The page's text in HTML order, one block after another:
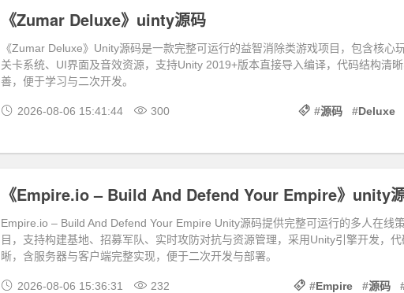
《Zumar Deluxe》uinty源码
《Zumar Deluxe》Unity源码是一款完整可运行的益智消除类游戏项目，包含核心玩
关卡系统、UI界面及音效资源，支持Unity 2019+版本直接导入编译，代码结构清
善，便于学习与二次开发。
2026-08-06 15:41:44 300 #源码 #Deluxe
《Empire.io – Build And Defend Your Empire》unity
Empire.io – Build And Defend Your Empire Unity源码提供完整可运行的多人在线
目，支持构建基地、招募军队、实时攻防对抗与资源管理，采用Unity引擎开发，
晰，含服务器与客户端完整实现，便于二次开发与部署。
2026-08-06 15:36:31 232 #Empire #源码